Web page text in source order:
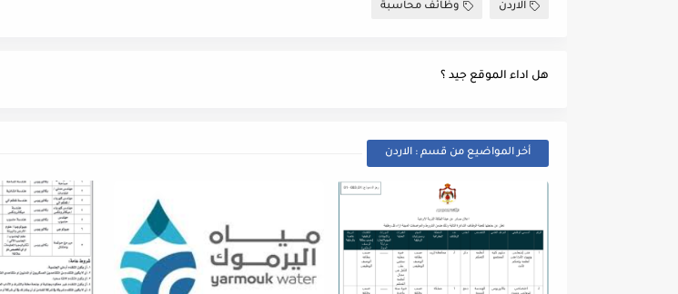
الاردن وظائف محاسبة
هل اداء الموقع جيد ؟
أخر المواضيع من قسم : الاردن